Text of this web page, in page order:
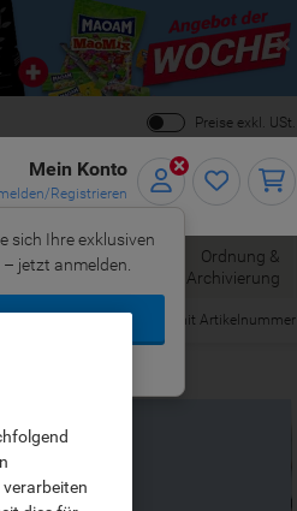
Preise exkl. USt.
Mein Konto
Registrieren
sich Ihre exklusiven
jetzt anmelden.
Konto
Bürobedarf
Ordnung &
Archivierung
Bestellen mit Artikelnummer